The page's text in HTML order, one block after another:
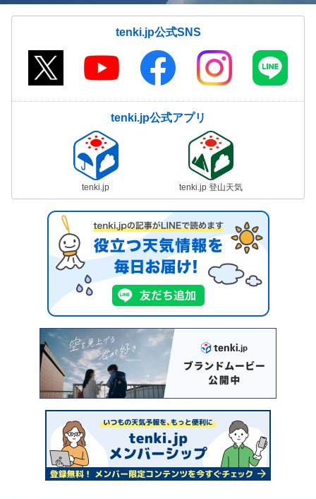
tenki.jp公式SNS
tenki.jp公式アプリ
tenki.jp tenki.jp 登山天気